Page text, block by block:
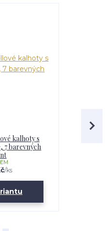
kalhoty s
7 barevných
/ks